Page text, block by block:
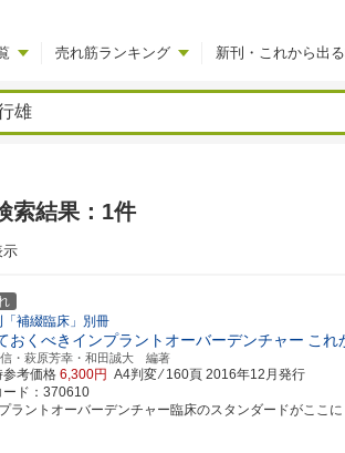
売れ筋ランキング 新刊・これから出
索結果：1件
示
「補綴臨床」別冊
おくべきインプラントオーバーデンチャー これ
・萩原芳幸・和田誠大 編著
参考価格 6,300円 A4判変 ⁄ 160頁 2016年12月発行
ード：370610
ラントオーバーデンチャー臨床のスタンダードがここに